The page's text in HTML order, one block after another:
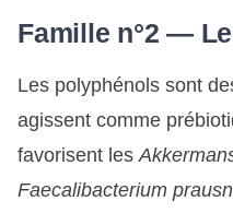
Famille n°2 —
Les polyphénols sont
agissent comme
favorisent les
Faecalibacterium